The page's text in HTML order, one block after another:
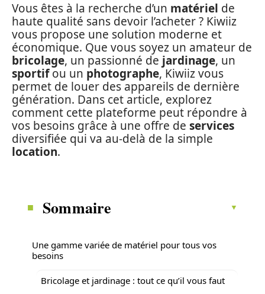
Vous êtes à la recherche d’un matériel de
haute qualité sans devoir l’acheter ? Kiwiiz
vous propose une solution moderne et
économique. Que vous soyez un amateur de
bricolage, un passionné de jardinage, un
sportifou un photographe, Kiwiiz vous
permet de louer des appareils de dernière
génération. Dans cet article, explorez
comment cette plateforme peut répondre à
vos besoins grâce à une offre de services
diversifiée qui va au-delà de la simple
location.
Sommaire
Une gamme variée de matériel pour tous vos
besoins
Bricolage et jardinage : tout ce qu’il vous faut